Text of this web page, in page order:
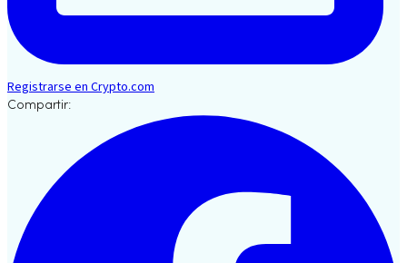
Registrarse en Crypto.com
Compartir: